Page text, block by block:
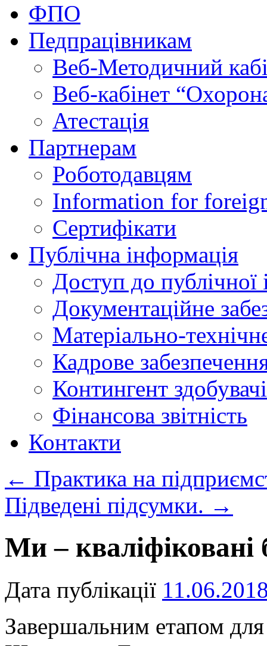
ФПО
Педпрацівникам
Веб-Методичний
Веб-кабінет
Атестація
Партнерам
Роботодавцям
Information for
Сертифікати
Публічна інформація
Доступ до публічної
Документаційне
Матеріально-
Кадрове
Контингент
Фінансова звітність
Контакти
← Практика на
Підведені підсумки. →
Ми – кваліфіковані
Дата публікації
Завершальним етапом